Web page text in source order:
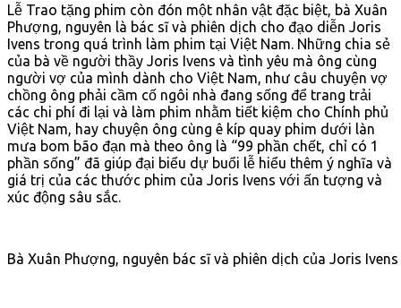
Lễ Trao tặng phim còn đón một nhân vật đặc biệt, bà Xuân
Phượng, nguyên là bác sĩ và phiên dịch cho đạo diễn Joris
Ivens trong quá trình làm phim tại Việt Nam. Những chia sẻ
của bà về người thầy Joris Ivens và tình yêu mà ông cùng
người vợ của mình dành cho Việt Nam, như câu chuyện vợ
chồng ông phải cầm cố ngôi nhà đang sống để trang trải
các chi phí đi lại và làm phim nhằm tiết kiệm cho Chính phủ
Việt Nam, hay chuyện ông cùng ê kíp quay phim dưới làn
mưa bom bão đạn mà theo ông là “99 phần chết, chỉ có 1
phần sống” đã giúp đại biểu dự buổi lễ hiểu thêm ý nghĩa và
giá trị của các thước phim của Joris Ivens với ấn tượng và
xúc động sâu sắc.
Bà Xuân Phượng, nguyên bác sĩ và phiên dịch của Joris